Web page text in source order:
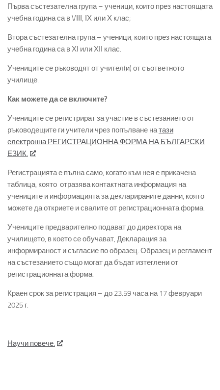
Първа състезателна група – ученици, които през настоящата
учебна година са в VІІІ, ІХ или Х клас;
Втора състезателна група – ученици, които през настоящата
учебна година са в ХІ или ХІІ клас.
Учениците се ръководят от учител(и) от съответното
училище.
Как можете да се включите?
Учениците се регистрират за участие в състезанието от
ръководещите ги учители чрез попълване натази
електронна РЕГИСТРАЦИОННА ФОРМА НА БЪЛГАРСКИ
ЕЗИК.
Регистрацията е пълна само, когато към нея е прикачена
таблица, която отразява контактната информация на
учениците и информацията за декларираните данни, която
можете да откриете и свалите от регистрационната форма.
Учениците предварително подават до директора на
училището, в което се обучават, Декларация за
информираност и съгласие по образец. Образец и регламент
на състезанието също могат да бъдат изтеглени от
регистрационната форма.
Краен срок за регистрация – до 23.59 часа на 17 февруари
2025 г.
Научи повече.